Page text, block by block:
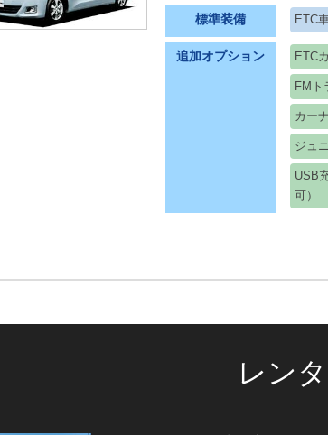
標準装備 ETC
追加オプション ETC
FMト
カー
ジュ
USB
可）
レン